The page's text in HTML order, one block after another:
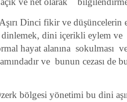
Aşırı Dinci fikir ve düşüncelerin
dini içerikli eylem ve
hayat alanına sokulması
ve bunun cezası de
bölgesi yönetimi bu dini